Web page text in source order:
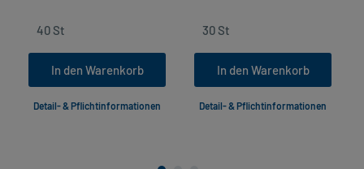
In den Warenkorb
Detail- & Pflichtinformationen
In den Warenkorb
Detail- & Pflichtinformationen